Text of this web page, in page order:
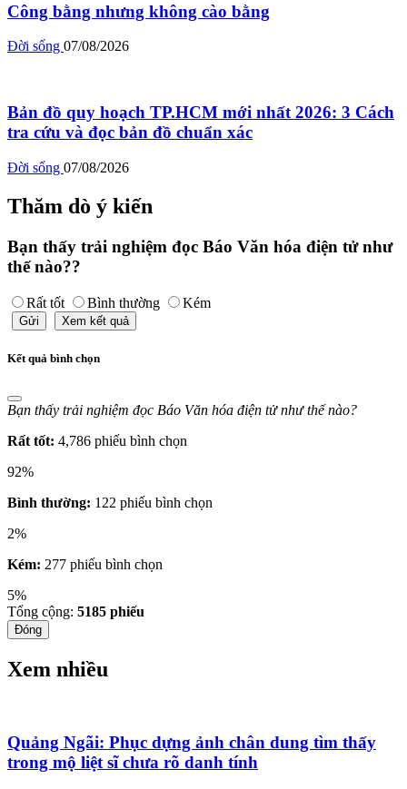
Công bằng nhưng không cào bằng
Đời sống 07/08/2026
Bản đồ quy hoạch TP.HCM mới nhất 2026: 3 Cách
tra cứu và đọc bản đồ chuẩn xác
Đời sống 07/08/2026
Thăm dò ý kiến
Bạn thấy trải nghiệm đọc Báo Văn hóa điện tử như
thế nào??
Rất tốt Bình thường Kém
Gửi Xem kết quả
Kết quả bình chọn
Bạn thấy trải nghiệm đọc Báo Văn hóa điện tử như thế nào?
Rất tốt: 4,786 phiếu bình chọn
92%
Bình thường: 122 phiếu bình chọn
2%
Kém: 277 phiếu bình chọn
5%
Tổng cộng: 5185 phiếu
Đóng
Xem nhiều
Quảng Ngãi: Phục dựng ảnh chân dung tìm thấy
trong mộ liệt sĩ chưa rõ danh tính